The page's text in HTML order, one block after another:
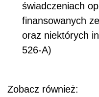
świadczeniach
finansowanych
oraz niektórych
526-A)
Zobacz również: